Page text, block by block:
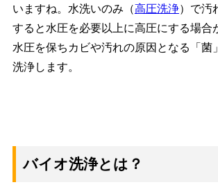
いますね。水洗いのみ（高圧洗浄）で汚
すると水圧を必要以上に高圧にする場合
水圧を保ちカビや汚れの原因となる「菌
洗浄します。
バイオ洗浄とは？